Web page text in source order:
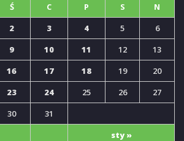
Ś C P S N
sty »
2 3 4 5
6
9 10 11 12
13
16 17 18 19
20
23 24 25 26
27
30 31